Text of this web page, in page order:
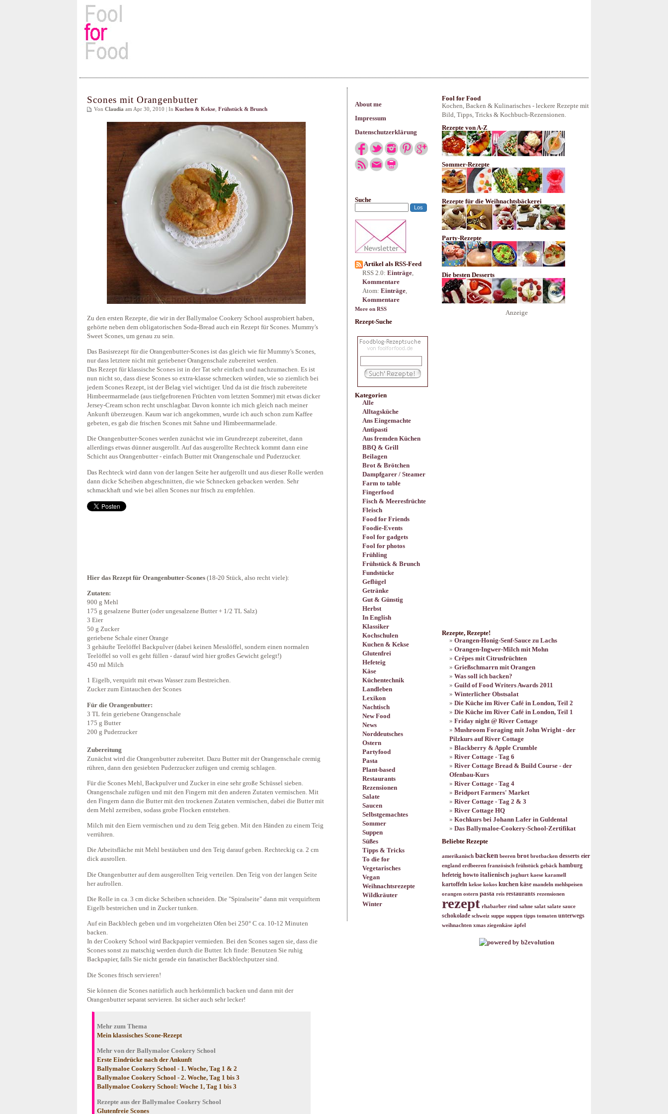
About me
Impressum
Datenschutzerklärung
Suche
Artikel als RSS-Feed
RSS 2.0: Einträge,
Kommentare
Atom: Einträge,
Kommentare
More on RSS
Rezept-Suche
Kategorien
Alle
Alltagsküche
Ans Eingemachte
Antipasti
Aus fremden Küchen
BBQ & Grill
Beilagen
Brot & Brötchen
Dampfgarer / Steamer
Farm to table
Fingerfood
Fisch & Meeresfrüchte
Fleisch
Food for Friends
Foodie-Events
Fool for gadgets
Fool for photos
Frühling
Frühstück & Brunch
Fundstücke
Geflügel
Getränke
Gut & Günstig
Herbst
In English
Klassiker
Kochschulen
Kuchen & Kekse
Glutenfrei
Hefeteig
Käse
Küchentechnik
Landleben
Lexikon
Nachtisch
New Food
News
Norddeutsches
Ostern
Partyfood
Pasta
Plant-based
Restaurants
Rezensionen
Salate
Saucen
Selbstgemachtes
Sommer
Suppen
Süßes
Tipps & Tricks
To die for
Vegetarisches
Vegan
Weihnachtsrezepte
Wildkräuter
Winter
Scones mit Orangenbutter
Von Claudia am Apr 30, 2010 | In Kuchen & Kekse Frühstück & Brunch
Zu den ersten Rezepte, die wir in der Ballymaloe Cookery School ausprobiert haben,
gehörte neben dem obligatorischen Soda-Bread auch ein Rezept für Scones. Mummy's
Sweet Scones, um genau zu sein.
Das Basisrezept für die Orangenbutter-Scones ist das gleich wie für Mummy's Scones,
nur dass letztere nicht mit geriebener Orangenschale zubereitet werden.
Das Rezept für klassische Scones ist in der Tat sehr einfach und nachzumachen. Es ist
nun nicht so, dass diese Scones so extra-klasse schmecken würden, wie so ziemlich bei
jedem Scones Rezept, ist der Belag viel wichtiger. Und da ist die frisch zubereitete
Himbeermarmelade (aus tiefgefrorenen Früchten vom letzten Sommer) mit etwas dicker
Jersey-Cream schon recht unschlagbar. Davon konnte ich mich gleich nach meiner
Ankunft überzeugen. Kaum war ich angekommen, wurde ich auch schon zum Kaffee
gebeten, es gab die frischen Scones mit Sahne und Himbeermarmelade.
Die Orangenbutter-Scones werden zunächst wie im Grundrezept zubereitet, dann
allerdings etwas dünner ausgerollt. Auf das ausgerollte Rechteck kommt dann eine
Schicht aus Orangenbutter - einfach Butter mit Orangenschale und Puderzucker.
Das Rechteck wird dann von der langen Seite her aufgerollt und aus dieser Rolle werden
dann dicke Scheiben abgeschnitten, die wie Schnecken gebacken werden. Sehr
schmackhaft und wie bei allen Scones nur frisch zu empfehlen.
Hier das Rezept für Orangenbutter-Scones (18-20 Stück, also recht viele):
Zutaten:
900 g Mehl
175 g gesalzene Butter (oder ungesalzene Butter + 1/2 TL Salz)
3 Eier
50 g Zucker
geriebene Schale einer Orange
3 gehäufte Teelöffel Backpulver (dabei keinen Messlöffel, sondern einen normalen
Teelöffel so voll es geht füllen - darauf wird hier großes Gewicht gelegt!)
450 ml Milch
1 Eigelb, verquirlt mit etwas Wasser zum Bestreichen.
Zucker zum Eintauchen der Scones
Für die Orangenbutter:
3 TL fein geriebene Orangenschale
175 g Butter
200 g Puderzucker
Zubereitung
Zunächst wird die Orangenbutter zubereitet. Dazu Butter mit der Orangenschale cremig
rühren, dann den gesiebten Puderzucker zufügen und cremig schlagen.
Für die Scones Mehl, Backpulver und Zucker in eine sehr große Schüssel sieben.
Orangenschale zufügen und mit den Fingern mit den anderen Zutaten vermischen. Mit
den Fingern dann die Butter mit den trockenen Zutaten vermischen, dabei die Butter mit
dem Mehl zerreiben, sodass grobe Flocken entstehen.
Milch mit den Eiern vermischen und zu dem Teig geben. Mit den Händen zu einem Teig
verrühren.
Die Arbeitsfläche mit Mehl bestäuben und den Teig darauf geben. Rechteckig ca. 2 cm
dick ausrollen.
Die Orangenbutter auf dem ausgerollten Teig verteilen. Den Teig von der langen Seite
her aufrollen.
Die Rolle in ca. 3 cm dicke Scheiben schneiden. Die "Spiralseite" dann mit verquirltem
Eigelb bestreichen und in Zucker tunken.
Auf ein Backblech geben und im vorgeheizten Ofen bei 250° C ca. 10-12 Minuten
backen.
In der Cookery School wird Backpapier vermieden. Bei den Scones sagen sie, dass die
Scones sonst zu matschig werden durch die Butter. Ich finde: Benutzen Sie ruhig
Backpapier, falls Sie nicht gerade ein fanatischer Backblechputzer sind.
Die Scones frisch servieren!
Sie können die Scones natürlich auch herkömmlich backen und dann mit der
Orangenbutter separat servieren. Ist sicher auch sehr lecker!
Mehr zum Thema
Mein klassisches Scone-Rezept
Mehr von der Ballymaloe Cookery School
Erste Eindrücke nach der Ankunft
Ballymaloe Cookery School - 1. Woche, Tag 1 & 2
Ballymaloe Cookery School - 2. Woche, Tag 1 bis 3
Ballymaloe Cookery School: Woche 1, Tag 1 bis 3
Rezepte aus der Ballymaloe Cookery School
Glutenfreie Scones
Fool for Food
Kochen, Backen & Kulinarisches - leckere Rezepte mit
Bild, Tipps, Tricks & Kochbuch-Rezensionen.
Rezepte von A-Z
Sommer-Rezepte
Rezepte für die Weihnachtsbäckerei
Party-Rezepte
Die besten Desserts
Anzeige
Rezepte, Rezepte!
Orangen-Honig-Senf-Sauce zu Lachs
Orangen-Ingwer-Milch mit Mohn
Crêpes mit Citrusfrüchten
Grießschmarrn mit Orangen
Was soll ich backen?
Guild of Food Writers Awards 2011
Winterlicher Obstsalat
Die Küche im River Café in London, Teil 2
Die Küche im River Café in London, Teil 1
Friday night @ River Cottage
Mushroom Foraging mit John Wright - der
Pilzkurs auf River Cottage
Blackberry & Apple Crumble
River Cottage - Tag 6
River Cottage Bread & Build Course - der
Ofenbau-Kurs
River Cottage - Tag 4
Bridport Farmers' Market
River Cottage - Tag 2 & 3
River Cottage HQ
Kochkurs bei Johann Lafer in Guldental
Das Ballymaloe-Cookery-School-Zertifikat
Beliebte Rezepte
amerikanisch backen beeren brot brotbacken desserts eier
england erdbeeren französisch frühstück gebäck hamburg
hefeteig howto italienisch joghurt kaese karamell
kartoffeln kekse kokos kuchen käse mandeln mehlspeisen
orangen ostern pasta reis restaurants rezensionen
rezept rhabarber rind sahne salat salate sauce
schokolade schweiz suppe suppen tipps tomaten unterwegs
weihnachten xmas ziegenkäse äpfel